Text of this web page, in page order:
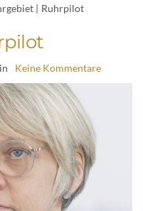
| Ruhrpilot
Keine Kommentare